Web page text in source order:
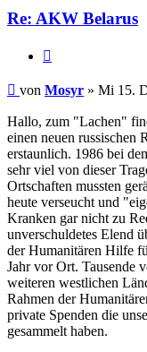
Re: AKW Belarus
Beitrag
von Mosyr » Mi 15.
Hallo, zum "Lachen"
einen neuen russischen
erstaunlich. 1986 bei
sehr viel von dieser
Ortschaften mussten
heute verseucht und
Kranken gar nicht zu
unverschuldetes Elend
der Humanitären Hilfe
Jahr vor Ort. Tausende
weiteren westlichen
Rahmen der
private Spenden die
gesammelt haben.